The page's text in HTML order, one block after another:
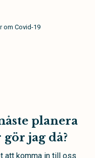
om Covid-19
planera
jag då?
att komma in till oss